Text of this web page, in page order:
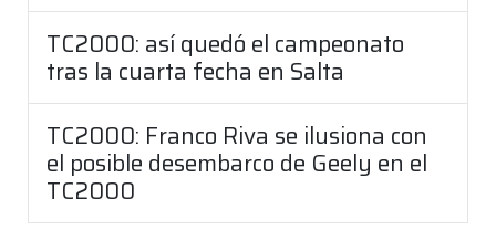
TC2000: así quedó el campeonato
tras la cuarta fecha en Salta
TC2000: Franco Riva se ilusiona con
el posible desembarco de Geely en el
TC2000